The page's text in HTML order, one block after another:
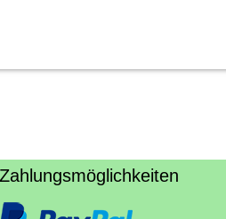
Zahlungsmöglichkeiten